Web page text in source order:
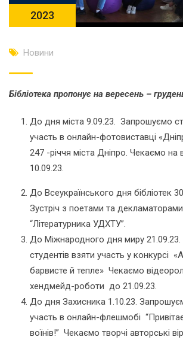
2023
Новини
Бібліотека пропонує на вересень –
До дня міста 9.09.23. Запрошуємо
участь в онлайн-фотовиставці
247 -річчя міста Дніпро. Чекаємо на
10.09.23.
До Всеукраїнського дня бібліотек
Зустріч з поетами та
“Літературника УДХТУ”.
До Міжнародного дня миру
студентів взяти участь у конкурсі
барвисте й тепле» Чекаємо
хендмейд-роботи до 21.09.23.
До дня Захисника 1.10.23.
участь в онлайн-флешмобі
воїнів!” Чекаємо творчі авторські